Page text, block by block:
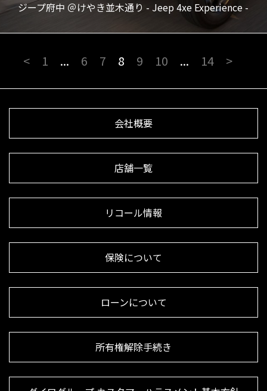
ジープ府中 ＠けやき並木通り - Jeep 4xe Experience -
< 1 ... 6 7 8 9 10 ... 14 >
会社概要
店舗一覧
リコール情報
保険について
ローンについて
所有権解除手続き